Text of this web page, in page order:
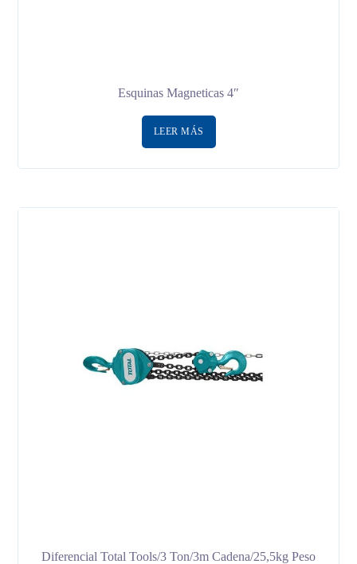
Esquinas Magneticas 4″
LEER MÁS
Diferencial Total Tools/3 Ton/3m Cadena/25,5kg Peso